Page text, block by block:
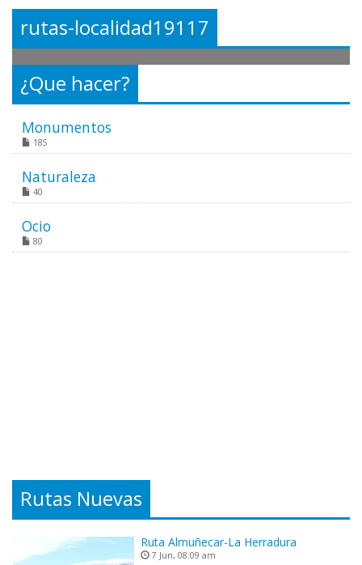
rutas-localidad19117
¿Que hacer?
Monumentos
185
Naturaleza
40
Ocio
80
Rutas Nuevas
Ruta Almuñecar-La Herradura
7 Jun, 08:09 am